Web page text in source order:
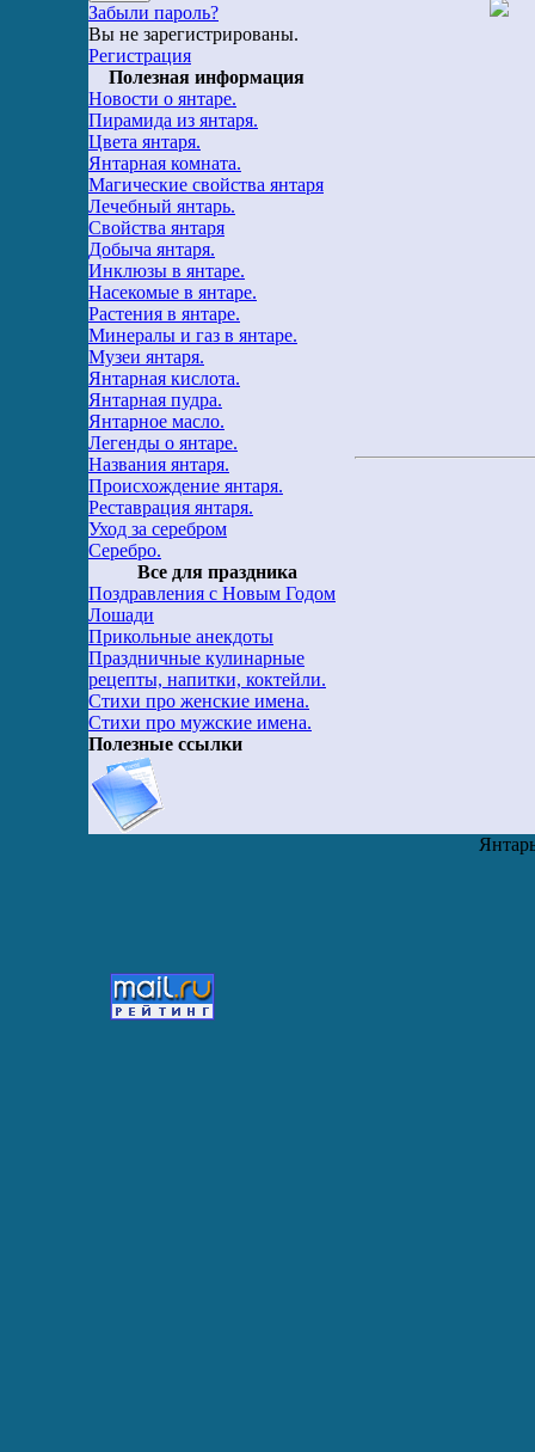
Забыли пароль?
Вы не зарегистрированы.
Регистрация
Полезная информация
Новости о янтаре.
Пирамида из янтаря.
Цвета янтаря.
Янтарная комната.
Магические свойства янтаря
Лечебный янтарь.
Свойства янтаря
Добыча янтаря.
Инклюзы в янтаре.
Насекомые в янтаре.
Растения в янтаре.
Минералы и газ в янтаре.
Музеи янтаря.
Янтарная кислота.
Янтарная пудра.
Янтарное масло.
Легенды о янтаре.
Названия янтаря.
Происхождение янтаря.
Реставрация янтаря.
Уход за серебром
Серебро.
Все для праздника
Поздравления с Новым Годом
Лошади
Прикольные анекдоты
Праздничные кулинарные
рецепты, напитки, коктейли.
Стихи про женские имена.
Стихи про мужские имена.
Полезные ссылки